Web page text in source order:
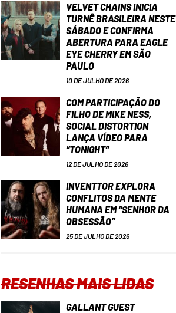
VELVET CHAINS INICIA
TURNÊ BRASILEIRA NESTE
SÁBADO E CONFIRMA
ABERTURA PARA EAGLE
EYE CHERRY EM SÃO
PAULO
10 DE JULHO DE 2026
COM PARTICIPAÇÃO DO
FILHO DE MIKE NESS,
SOCIAL DISTORTION
LANÇA VÍDEO PARA
“TONIGHT”
12 DE JULHO DE 2026
INVENTTOR EXPLORA
CONFLITOS DA MENTE
HUMANA EM “SENHOR DA
OBSESSÃO”
25 DE JULHO DE 2026
RESENHAS MAIS LIDAS
GALLANT GUEST